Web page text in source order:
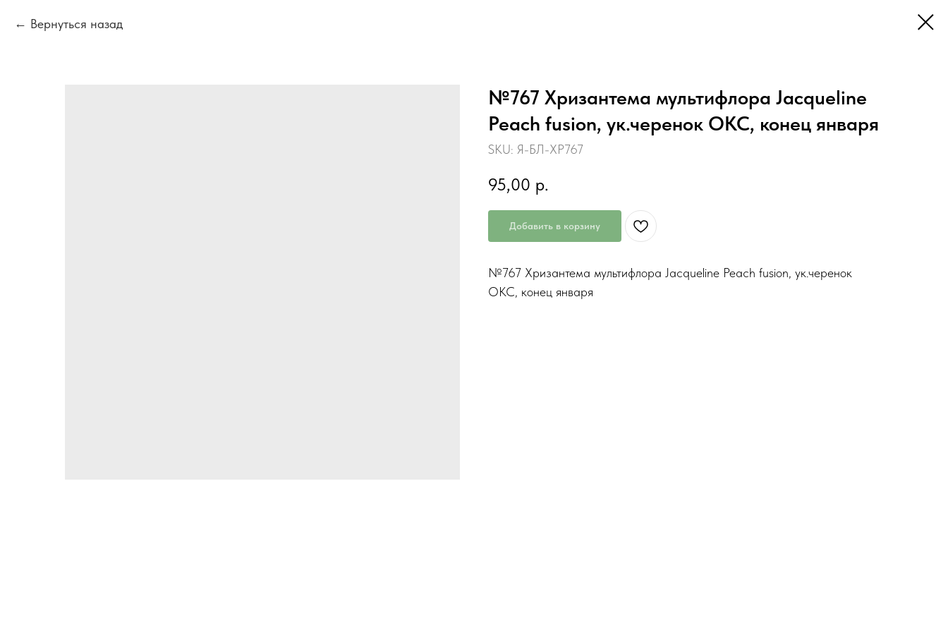
Вернуться назад
№767 Хризантема мультифлора Jacqueline
Peach fusion, ук.черенок ОКС, конец января
SKU: Я-БЛ-ХР767
95,00 р.
Добавить в корзину
№767 Хризантема мультифлора Jacqueline Peach fusion, ук.черенок
ОКС, конец января